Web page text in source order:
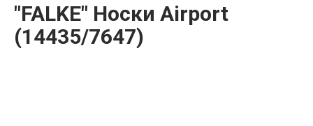
"FALKE" Носки Airport
(14435/7647)